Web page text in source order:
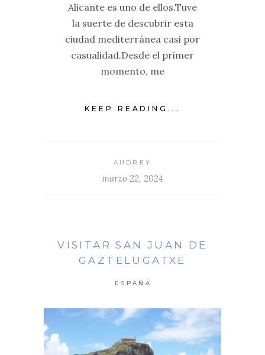
Alicante es uno de ellos.Tuve
la suerte de descubrir esta
ciudad mediterránea casi por
casualidad.Desde el primer
momento, me
KEEP READING...
AUDREY
marzo 22, 2024
VISITAR SAN JUAN DE
GAZTELUGATXE
ESPAÑA